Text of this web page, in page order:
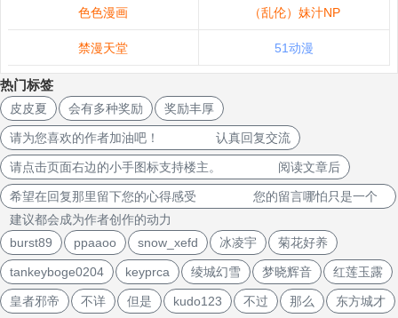
色色漫画 （乱伦）妹汁NP
禁漫天堂 51动漫
热门标签
皮皮夏 会有多种奖励 奖励丰厚
请为您喜欢的作者加油吧！ 认真回复交流
请点击页面右边的小手图标支持楼主。 阅读文章后
希望在回复那里留下您的心得感受 您的留言哪怕只是一个
建议都会成为作者创作的动力
burst89
ppaaoo snow_xefd 冰凌宇 菊花好养
tankeyboge0204 keyprca 绫城幻雪 梦晓辉音 红莲玉露
皇者邪帝 不详 但是 kudo123 不过 那么 东方城才